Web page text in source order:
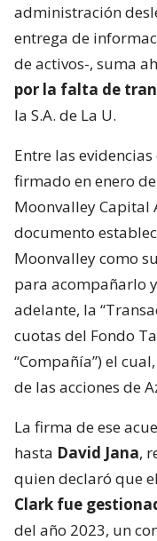
administración
entrega de
de activos-, suma
por la falta de
la S.A. de La U.
Entre las
firmado en enero
Moonvalley Capital
documento
Moonvalley como
para acompañarlo
adelante, la
cuotas del Fondo
“Compañía”) el
de las acciones de
La firma de ese
hasta David Jana,
quien declaró que el
Clark fue
del año 2023, un